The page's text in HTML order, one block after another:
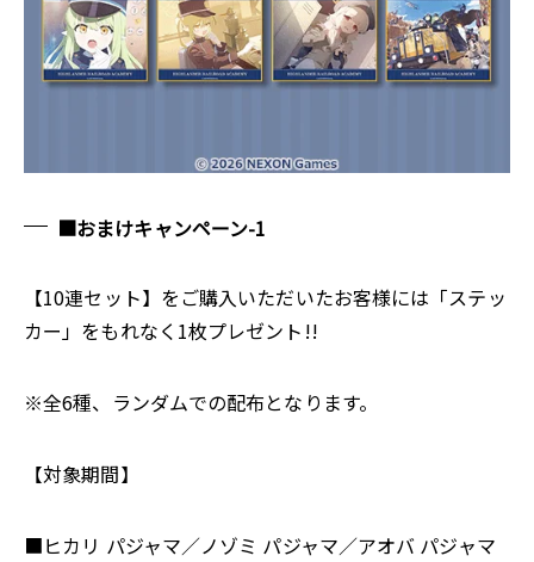
■おまけキャンペーン-1
【10連セット】をご購入いただいたお客様には「ステッ
カー」をもれなく1枚プレゼント!!
※全6種、ランダムでの配布となります。
【対象期間】
■ヒカリ パジャマ／ノゾミ パジャマ／アオバ パジャマ